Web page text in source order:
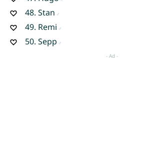
48. Stan
49. Remi
50. Sepp